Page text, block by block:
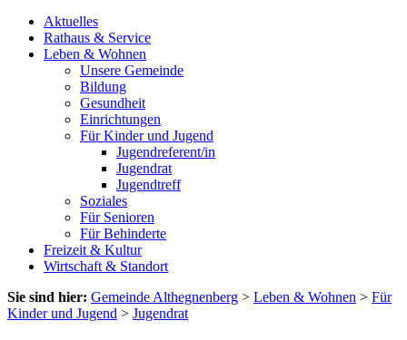
Aktuelles
Rathaus & Service
Leben & Wohnen
Unsere Gemeinde
Bildung
Gesundheit
Einrichtungen
Für Kinder und Jugend
Jugendreferent/in
Jugendrat
Jugendtreff
Soziales
Für Senioren
Für Behinderte
Freizeit & Kultur
Wirtschaft & Standort
Sie sind hier: Gemeinde Althegnenberg > Leben & Wohnen > Für
Kinder und Jugend > Jugendrat